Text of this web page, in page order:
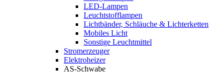
LED-Lampen
Leuchtstofflampen
Lichtbänder, Schläuche & Lichterketten
Mobiles Licht
Sonstige Leuchtmittel
Stromerzeuger
Elektroheizer
AS-Schwabe